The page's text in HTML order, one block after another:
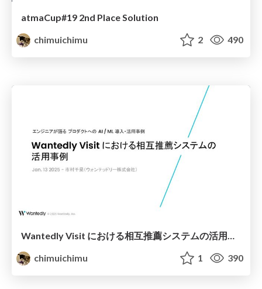
atmaCup#19 2nd Place Solution
chimuichimu
2 490
chimuichimu
1 390